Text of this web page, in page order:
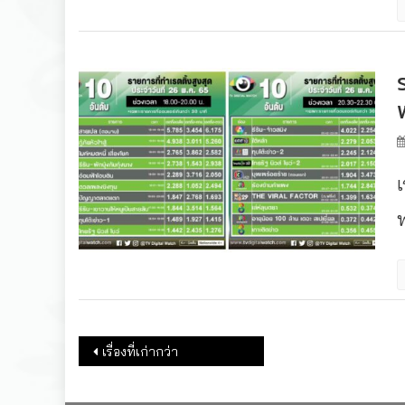
แนะแนวเรื่อง
เรื่องที่เก่ากว่า